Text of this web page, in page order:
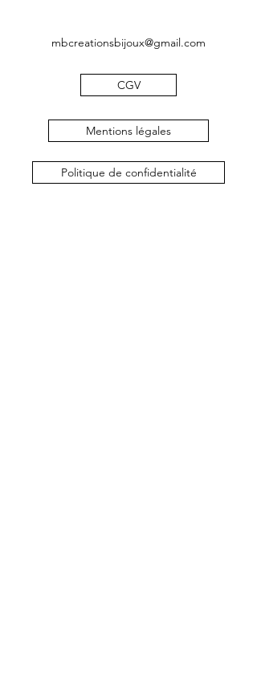
mbcreationsbijoux@gmail.com
CGV
Mentions légales
Politique de confidentialité